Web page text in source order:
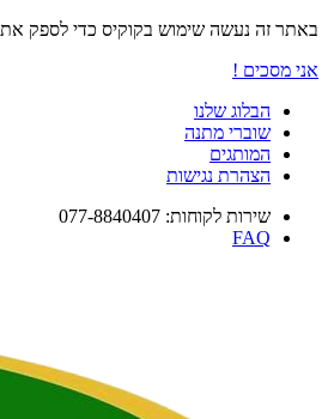
באתר זה נעשה שימוש בקוקיס כדי לספק
אני מסכים !
הבלוג שלנו
שוברי מתנה
המותגים
הצהרת נגישות
שירות לקוחות: 077-8840407
FAQ